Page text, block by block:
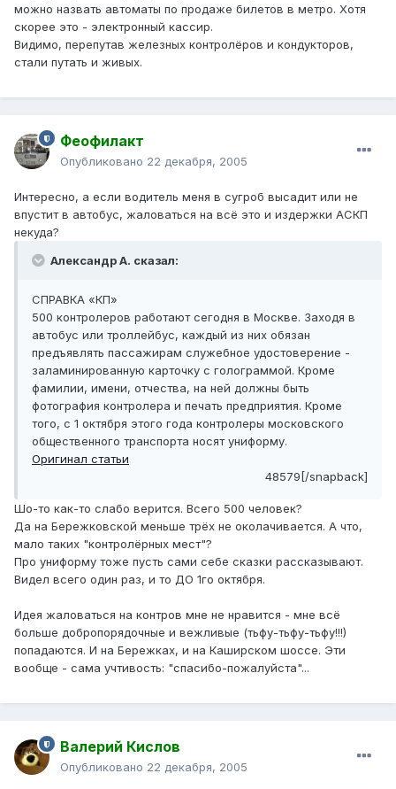
можно назвать автоматы по продаже билетов в метро. Хотя
скорее это - электронный кассир.
Видимо, перепутав железных контролёров и кондукторов,
стали путать и живых.
Феофилакт
Опубликовано 22 декабря, 2005
Интересно, а если водитель меня в сугроб высадит или не
впустит в автобус, жаловаться на всё это и издержки АСКП
некуда?
Александр А. сказал:
СПРАВКА «КП»
500 контролеров работают сегодня в Москве. Заходя в
автобус или троллейбус, каждый из них обязан
предъявлять пассажирам служебное удостоверение -
заламинированную карточку с голограммой. Кроме
фамилии, имени, отчества, на ней должны быть
фотография контролера и печать предприятия. Кроме
того, с 1 октября этого года контролеры московского
общественного транспорта носят униформу.
Оригинал статьи
48579[/snapback]
Шо-то как-то слабо верится. Всего 500 человек?
Да на Бережковской меньше трёх не околачивается. А что,
мало таких "контролёрных мест"?
Про униформу тоже пусть сами себе сказки рассказывают.
Видел всего один раз, и то ДО 1го октября.
Идея жаловаться на контров мне не нравится - мне всё
больше добропорядочные и вежливые (тьфу-тьфу-тьфу!!!)
попадаются. И на Бережках, и на Каширском шоссе. Эти
вообще - сама учтивость: "спасибо-пожалуйста"...
Валерий Кислов
Опубликовано 22 декабря, 2005